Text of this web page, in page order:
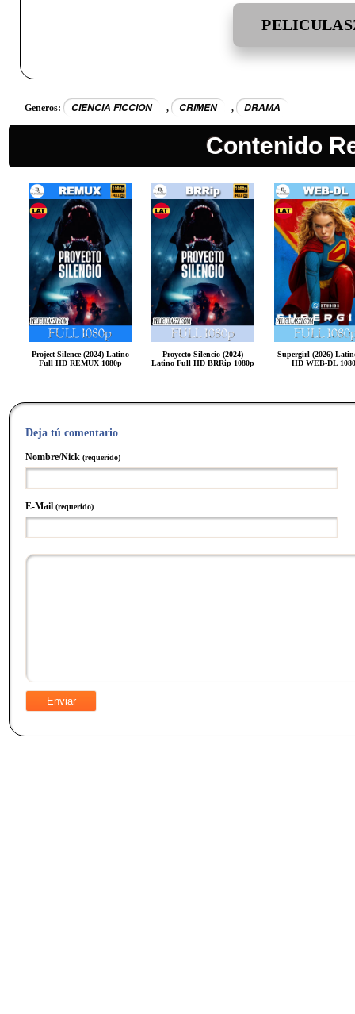
Generos: CIENCIA FICCION , CRIMEN , DRAMA
Contenido
Project Silence (2024) Latino
Full HD REMUX 1080p
Proyecto Silencio (2024)
Latino Full HD BRRip 1080p
Supergirl (2026)
HD WEB-DL
Deja tú comentario
Nombre/Nick (requerido)
E-Mail (requerido)